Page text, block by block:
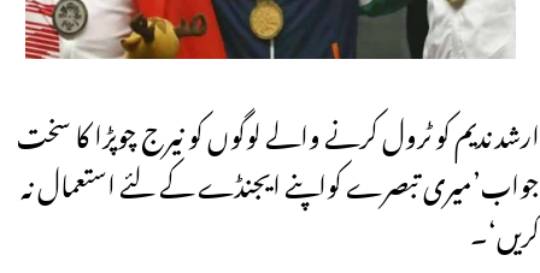
ارشد ندیم کو ٹرول کرنے والے لوگوں کو نیرج چوپڑا کا سخت
جواب’میری تبصرے کواپنے ایجنڈے کے لئے استعمال نہ
کریں‘۔